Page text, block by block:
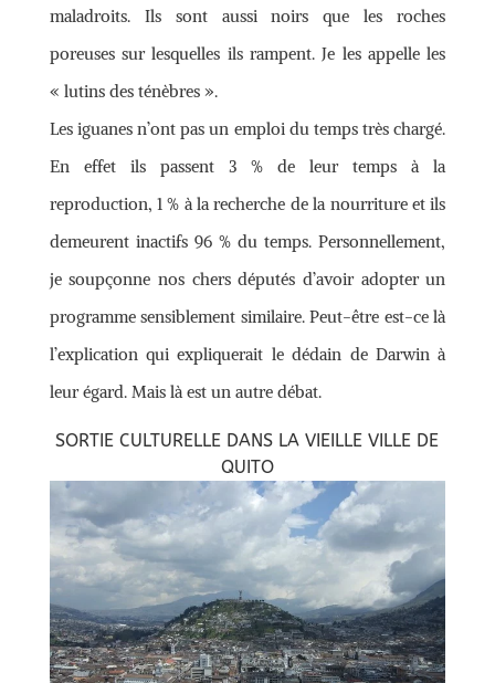
maladroits. Ils sont aussi noirs que les roches
poreuses sur lesquelles ils rampent. Je les appelle les
« lutins des ténèbres ».
Les iguanes n’ont pas un emploi du temps très chargé.
En effet ils passent 3 % de leur temps à la
reproduction, 1 % à la recherche de la nourriture et ils
demeurent inactifs 96 % du temps. Personnellement,
je soupçonne nos chers députés d’avoir adopter un
programme sensiblement similaire. Peut-être est-ce là
l’explication qui expliquerait le dédain de Darwin à
leur égard. Mais là est un autre débat.
SORTIE CULTURELLE DANS LA VIEILLE VILLE DE
QUITO